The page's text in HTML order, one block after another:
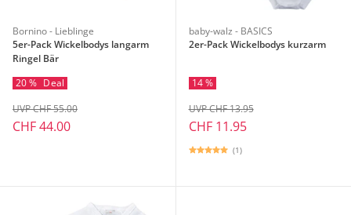
Bornino - Lieblinge
5er-Pack Wickelbodys langarm
Ringel Bär
20 % Deal
CHF 44.00
UVP CHF 55.00
baby-walz - BASICS
2er-Pack Wickelbodys kurzarm
14 %
CHF 11.95
UVP CHF 13.95
(1)